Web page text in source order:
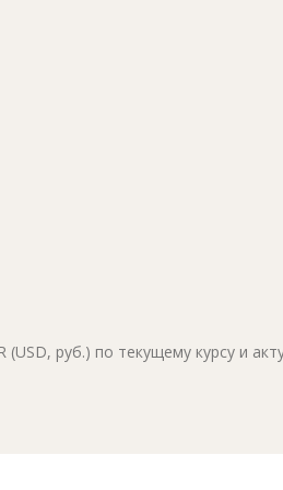
руб.) по текущему курсу и